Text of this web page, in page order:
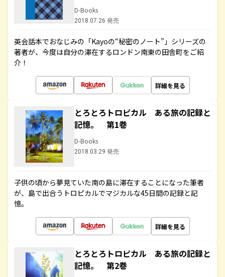
D-Books
2018.07.26 発売
英会話本でおなじみの「Kayoの“秘密のノート”」シリーズの
著者が、今度は自分の滞在するロンドン南東の田舎町をご紹
介！
詳細を見る
とろとろトロピカル ある旅の記録と
記憶。 第1巻
D-Books
2018.03.29 発売
子供の頃から夢見ていた南の島に滞在することになった筆者
が、島で出合うトロピカルでマジカルな45日間の記録と記
憶。
詳細を見る
とろとろトロピカル ある旅の記録と
記憶。 第2巻